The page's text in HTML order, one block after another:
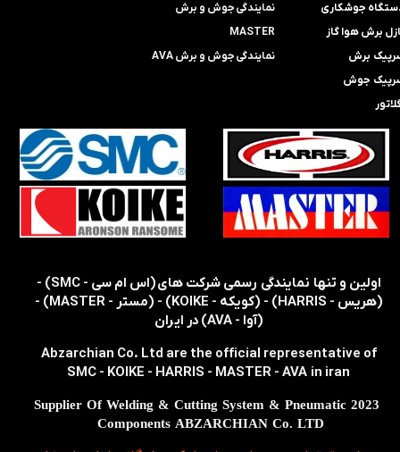
جوشکاری
برش هوا گاز
برش
جوش
​​​​نمایندگیجوش و برش
MASTER
​​​​نمایندگی​​​​​​​جوش و برش AVA
2023 Supplier Of Welding & Cutting System & Pneumatic
Components ABZARCHIAN Co. LTD
​​اولین و تنها نمایندگی رسمی شرکت های (اس ام سی - SMC) -
(هریس - HARRIS) - (کویکه - KOIKE) - (مستر - MASTER) -
(آوا - AVA) در ایران
Abzarchian Co. Ltd are the official representative of
SMC - KOIKE - HARRIS - MASTER - AVA in iran